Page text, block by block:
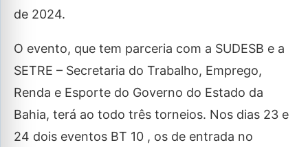
de 2024.
O evento, que tem parceria com a SUDESB e a
SETRE – Secretaria do Trabalho, Emprego,
Renda e Esporte do Governo do Estado da
Bahia, terá ao todo três torneios. Nos dias 23 e
24 dois eventos BT 10 , os de entrada no